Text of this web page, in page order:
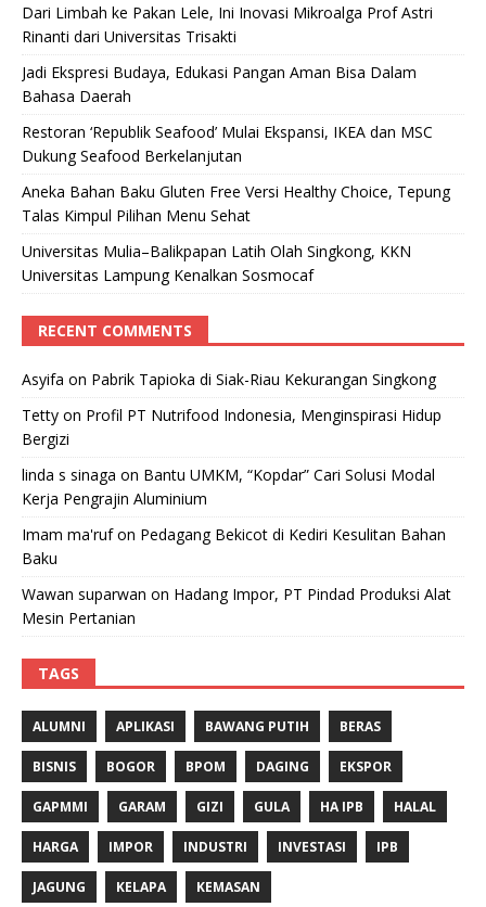
Dari Limbah ke Pakan Lele, Ini Inovasi Mikroalga Prof Astri
Rinanti dari Universitas Trisakti
Jadi Ekspresi Budaya, Edukasi Pangan Aman Bisa Dalam
Bahasa Daerah
Restoran ‘Republik Seafood’ Mulai Ekspansi, IKEA dan MSC
Dukung Seafood Berkelanjutan
Aneka Bahan Baku Gluten Free Versi Healthy Choice, Tepung
Talas Kimpul Pilihan Menu Sehat
Universitas Mulia–Balikpapan Latih Olah Singkong, KKN
Universitas Lampung Kenalkan Sosmocaf
RECENT COMMENTS
Asyifa on Pabrik Tapioka di Siak-Riau Kekurangan Singkong
Tetty on Profil PT Nutrifood Indonesia, Menginspirasi Hidup
Bergizi
linda s sinaga on Bantu UMKM, “Kopdar” Cari Solusi Modal
Kerja Pengrajin Aluminium
Imam ma'rufon Pedagang Bekicot di Kediri Kesulitan Bahan
Baku
Wawan suparwan on Hadang Impor, PT Pindad Produksi Alat
Mesin Pertanian
TAGS
ALUMNI APLIKASI BAWANG PUTIH BERAS
BISNIS BOGOR BPOM DAGING EKSPOR
GAPMMI GARAM GIZI GULA HA IPB HALAL
HARGA IMPOR INDUSTRI INVESTASI IPB
JAGUNG KELAPA KEMASAN